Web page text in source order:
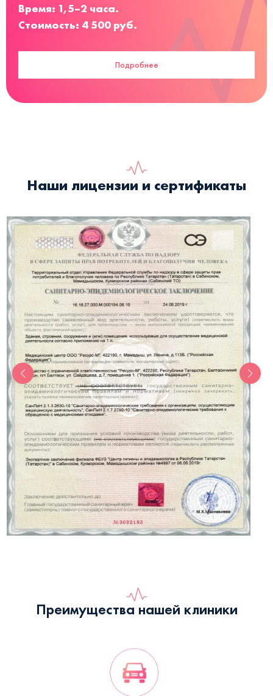
Время: 1,5–2 часа.
Стоимость: 4 500 руб.
Подробнее
Наши лицензии и сертификаты
Преимущества нашей клиники